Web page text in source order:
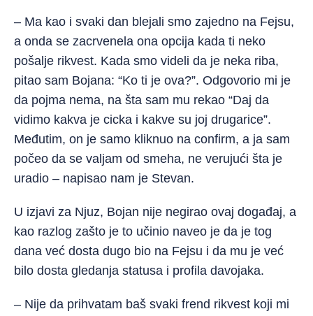
– Ma kao i svaki dan blejali smo zajedno na Fejsu,
a onda se zacrvenela ona opcija kada ti neko
pošalje rikvest. Kada smo videli da je neka riba,
pitao sam Bojana: “Ko ti je ova?”. Odgovorio mi je
da pojma nema, na šta sam mu rekao “Daj da
vidimo kakva je cicka i kakve su joj drugarice”.
Međutim, on je samo kliknuo na confirm, a ja sam
počeo da se valjam od smeha, ne verujući šta je
uradio – napisao nam je Stevan.
U izjavi za Njuz, Bojan nije negirao ovaj događaj, a
kao razlog zašto je to učinio naveo je da je tog
dana već dosta dugo bio na Fejsu i da mu je već
bilo dosta gledanja statusa i profila davojaka.
– Nije da prihvatam baš svaki frend rikvest koji mi